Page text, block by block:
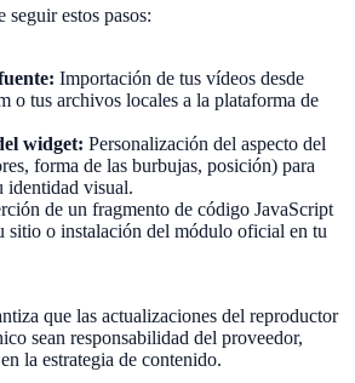
seguir estos pasos:
Importación de tus vídeos desde
o tus archivos locales a la plataforma de
widget: Personalización del aspecto del
forma de las burbujas, posición) para
identidad visual.
de un fragmento de código JavaScript
sitio o instalación del módulo oficial en tu
que las actualizaciones del reproductor
sean responsabilidad del proveedor,
la estrategia de contenido.